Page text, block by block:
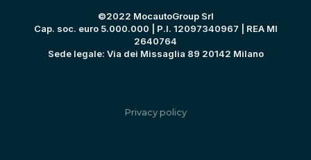
©2022 MocautoGroup Srl
Cap. soc. euro 5.000.000 | P.I. 12097340967 | REA MI
2640764
Sede legale: Via dei Missaglia 89 20142 Milano
Privacy policy